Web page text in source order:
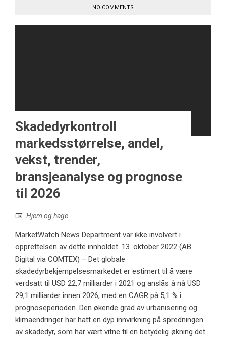
NO COMMENTS
Skadedyrkontroll
markedsstørrelse, andel,
vekst, trender,
bransjeanalyse og prognose
til 2026
Hjem og hage
MarketWatch News Department var ikke involvert i
opprettelsen av dette innholdet. 13. oktober 2022 (AB
Digital via COMTEX) – Det globale
skadedyrbekjempelsesmarkedet er estimert til å være
verdsatt til USD 22,7 milliarder i 2021 og anslås å nå USD
29,1 milliarder innen 2026, med en CAGR på 5,1 % i
prognoseperioden. Den økende grad av urbanisering og
klimaendringer har hatt en dyp innvirkning på spredningen
av skadedyr, som har vært vitne til en betydelig økning det